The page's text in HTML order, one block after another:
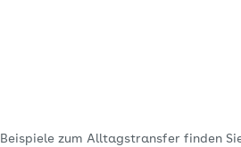
Beispiele zum Alltagstransfer finden